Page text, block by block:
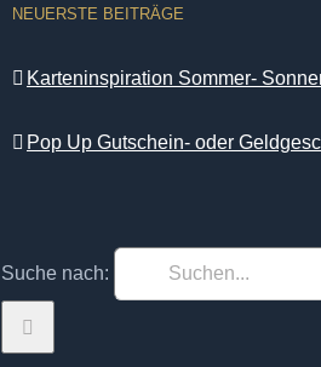
NEUERSTE BEITRÄGE
Karteninspiration Sommer-
Pop Up Gutschein- oder
Suche nach: